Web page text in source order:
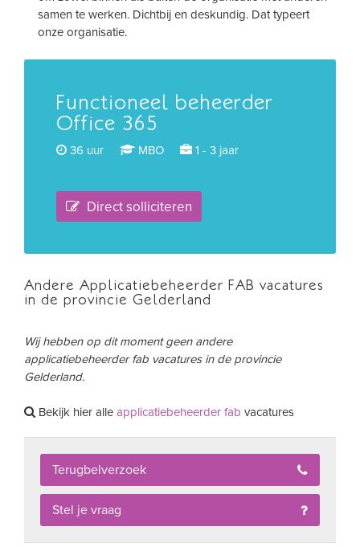
samen te werken. Dichtbij en deskundig. Dat typeert
onze organisatie.
Functioneel beheerder
Office 365
36 uur MBO 1 - 3 jaar
Direct solliciteren
Andere Applicatiebeheerder FAB vacatures
in de provincie Gelderland
Wij hebben op dit moment geen andere
applicatiebeheerder fab vacatures in de provincie
Gelderland.
Bekijk hier alle applicatiebeheerder fab vacatures
Terugbelverzoek
Stel je vraag